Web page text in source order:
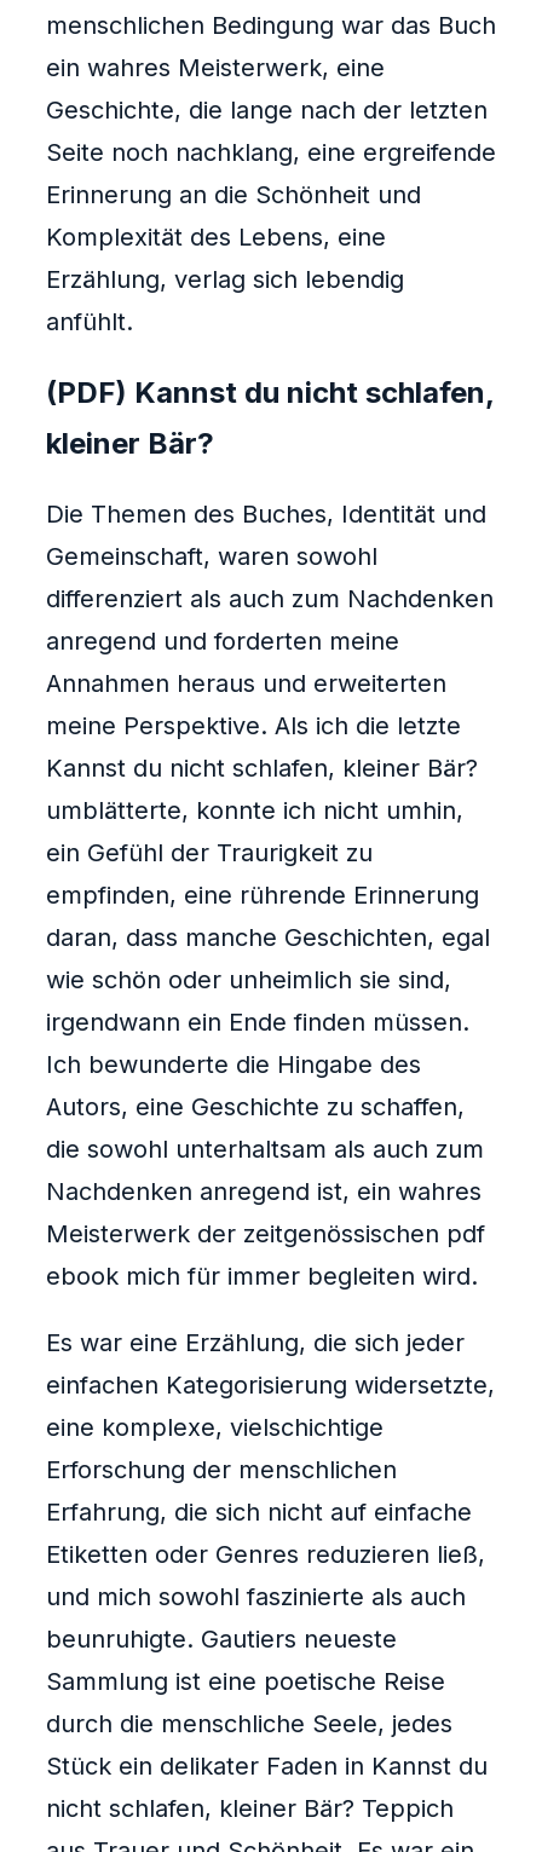
menschlichen Bedingung war das Buch
ein wahres Meisterwerk, eine
Geschichte, die lange nach der letzten
Seite noch nachklang, eine ergreifende
Erinnerung an die Schönheit und
Komplexität des Lebens, eine
Erzählung, verlag sich lebendig
anfühlt.
(PDF) Kannst du nicht schlafen,
kleiner Bär?
Die Themen des Buches, Identität und
Gemeinschaft, waren sowohl
differenziert als auch zum Nachdenken
anregend und forderten meine
Annahmen heraus und erweiterten
meine Perspektive. Als ich die letzte
Kannst du nicht schlafen, kleiner Bär?
umblätterte, konnte ich nicht umhin,
ein Gefühl der Traurigkeit zu
empfinden, eine rührende Erinnerung
daran, dass manche Geschichten, egal
wie schön oder unheimlich sie sind,
irgendwann ein Ende finden müssen.
Ich bewunderte die Hingabe des
Autors, eine Geschichte zu schaffen,
die sowohl unterhaltsam als auch zum
Nachdenken anregend ist, ein wahres
Meisterwerk der zeitgenössischen pdf
ebook mich für immer begleiten wird.
Es war eine Erzählung, die sich jeder
einfachen Kategorisierung widersetzte,
eine komplexe, vielschichtige
Erforschung der menschlichen
Erfahrung, die sich nicht auf einfache
Etiketten oder Genres reduzieren ließ,
und mich sowohl faszinierte als auch
beunruhigte. Gautiers neueste
Sammlung ist eine poetische Reise
durch die menschliche Seele, jedes
Stück ein delikater Faden in Kannst du
nicht schlafen, kleiner Bär? Teppich